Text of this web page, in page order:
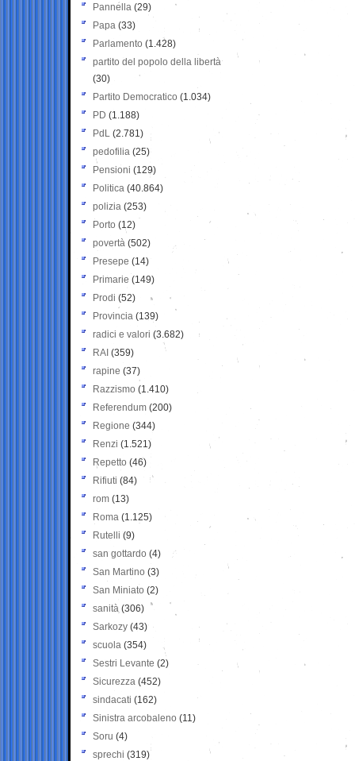
Pannella (29)
Papa (33)
Parlamento (1.428)
partito del popolo della libertà
(30)
Partito Democratico (1.034)
PD (1.188)
PdL (2.781)
pedofilia (25)
Pensioni (129)
Politica (40.864)
polizia (253)
Porto (12)
povertà (502)
Presepe (14)
Primarie (149)
Prodi (52)
Provincia (139)
radici e valori (3.682)
RAI (359)
rapine (37)
Razzismo (1.410)
Referendum (200)
Regione (344)
Renzi (1.521)
Repetto (46)
Rifiuti (84)
rom (13)
Roma (1.125)
Rutelli (9)
san gottardo (4)
San Martino (3)
San Miniato (2)
sanità (306)
Sarkozy (43)
scuola (354)
Sestri Levante (2)
Sicurezza (452)
sindacati (162)
Sinistra arcobaleno (11)
Soru (4)
sprechi (319)